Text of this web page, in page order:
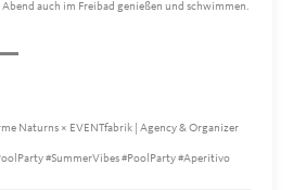
Abend auch im Freibad genießen und schwimmen.
Naturns × EVENTfabrik | Agency & Organizer
#SummerVibes #PoolParty #Aperitivo